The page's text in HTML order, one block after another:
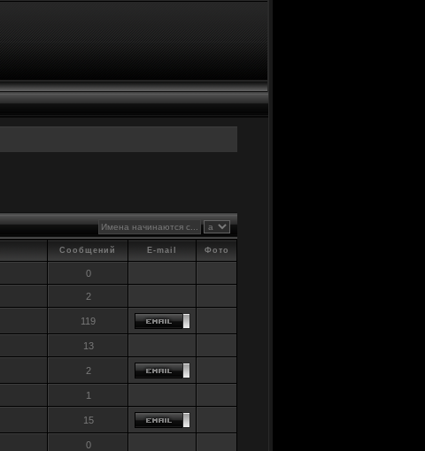
Сообщений E-mail Фото
0
2
119
13
2
1
15
0